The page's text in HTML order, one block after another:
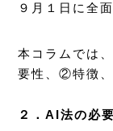
９月１日に全
本コラムでは
要性、②特徴
２．AI法の必